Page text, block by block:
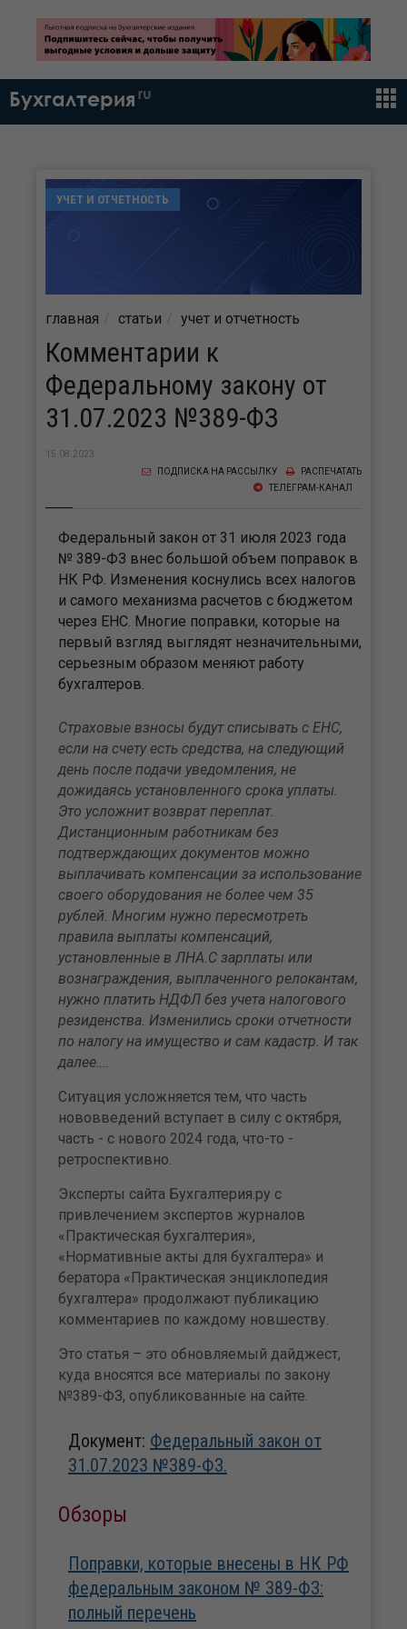
Бухгалтерия ru
УЧЕТ И ОТЧЕТНОСТЬ
главная статьи учет и отчетность
Комментарии к
Федеральному закону от
31.07.2023 №389-ФЗ
15.08.2023
РАСПЕЧАТАТЬ
ПОДПИСКА НА РАССЫЛКУ
ТЕЛЕГРАМ-КАНАЛ
Федеральный закон от 31 июля 2023 года
№ 389-ФЗ внес большой объем поправок в
НК РФ. Изменения коснулись всех налогов
и самого механизма расчетов с бюджетом
через ЕНС. Многие поправки, которые на
первый взгляд выглядят незначительными,
серьезным образом меняют работу
бухгалтеров.
Страховые взносы будут списывать с ЕНС,
если на счету есть средства, на следующий
день после подачи уведомления, не
дожидаясь установленного срока уплаты.
Это усложнит возврат переплат.
Дистанционным работникам без
подтверждающих документов можно
выплачивать компенсации за использование
своего оборудования не более чем 35
рублей. Многим нужно пересмотреть
правила выплаты компенсаций,
установленные в ЛНА.С зарплаты или
вознаграждения, выплаченного релокантам,
нужно платить НДФЛ без учета налогового
резиденства. Изменились сроки отчетности
по налогу на имущество и сам кадастр. И так
далее….
Ситуация усложняется тем, что часть
нововведений вступает в силу с октября,
часть - с нового 2024 года, что-то -
ретроспективно.
Эксперты сайта Бухгалтерия.ру с
привлечением экспертов журналов
«Практическая бухгалтерия»,
«Нормативные акты для бухгалтера» и
бератора «Практическая энциклопедия
бухгалтера» продолжают публикацию
комментариев по каждому новшеству.
Это статья – это обновляемый дайджест,
куда вносятся все материалы по закону
№389-ФЗ, опубликованные на сайте.
Документ: Федеральный закон от
31.07.2023 №389-ФЗ.
Обзоры
Поправки, которые внесены в НК РФ
федеральным законом № 389-ФЗ:
полный перечень